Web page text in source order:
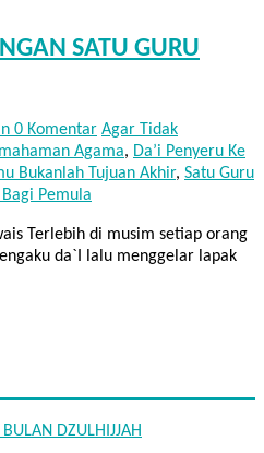
SATU GURU
0 Komentar Agar Tidak
Agama, Da’i Penyeru Ke
Bukanlah Tujuan Akhir, Satu Guru
Pemula
Terlebih di musim setiap orang
da`I lalu menggelar lapak